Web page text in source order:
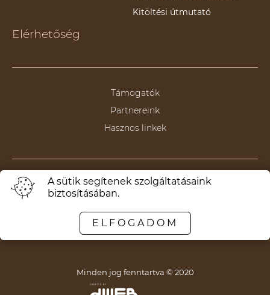
Kitöltési útmutató
Elérhetőség
Támogatók
Partnereink
Hasznos linkek
Termeni și condiții
Politica de confidențialitate
Politica de ONG
Minden jog fenntartva © 2020
A sütik segítenek szolgáltatásaink
biztosításában.
ELFOGADOM